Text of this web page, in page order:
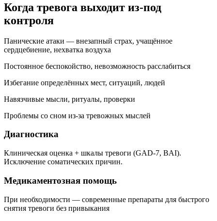
Когда тревога выходит из-под
контроля
Панические атаки — внезапный страх, учащённое
сердцебиение, нехватка воздуха
Постоянное беспокойство, невозможность расслабиться
Избегание определённых мест, ситуаций, людей
Навязчивые мысли, ритуалы, проверки
Проблемы со сном из-за тревожных мыслей
Диагностика
Клиническая оценка + шкалы тревоги (GAD-7, BAI).
Исключение соматических причин.
Медикаментозная помощь
При необходимости — современные препараты для быстрого
снятия тревоги без привыкания